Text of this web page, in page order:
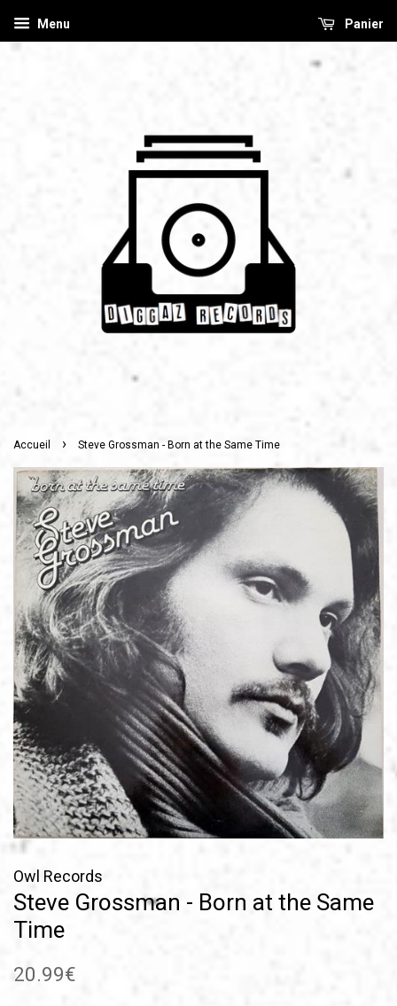
Menu Panier
Accueil › Steve Grossman - Born at the Same Time
Owl Records
Steve Grossman - Born at the Same
Time
Prix
20.99€